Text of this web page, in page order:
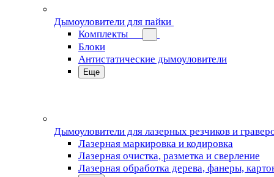
Дымоуловители для пайки
Комплекты
Блоки
Антистатические дымоуловители
Еще
Дымоуловители для лазерных резчиков и
Лазерная маркировка и кодировка
Лазерная очистка, разметка и сверление
Лазерная обработка дерева, фанеры,